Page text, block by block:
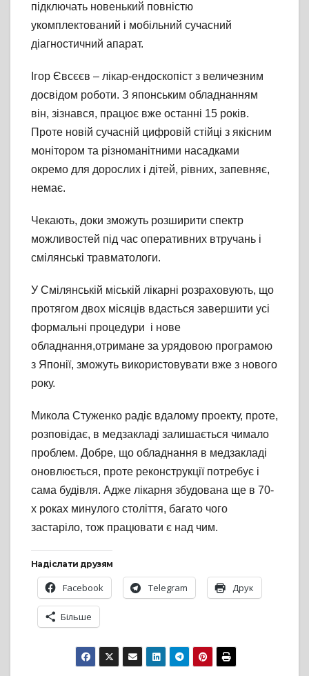
підключать новенький повністю
укомплектований і мобільний сучасний
діагностичний апарат.
Ігор Євсєєв – лікар-ендоскопіст з величезним
досвідом роботи. З японським обладнанням
він, зізнався, працює вже останні 15 років.
Проте новій сучасній цифровій стійці з якісним
монітором та різноманітними насадками
окремо для дорослих і дітей, рівних, запевняє,
немає.
Чекають, доки зможуть розширити спектр
можливостей під час оперативних втручань і
смілянські травматологи.
У Смілянській міській лікарні розраховують, що
протягом двох місяців вдасться завершити усі
формальні процедури і нове
обладнання,отримане за урядовою програмою
з Японії, зможуть використовувати вже з нового
року.
Микола Стуженко радіє вдалому проекту, проте,
розповідає, в медзакладі залишається чимало
проблем. Добре, що обладнання в медзакладі
оновлюється, проте реконструкції потребує і
сама будівля. Адже лікарня збудована ще в 70-
х роках минулого століття, багато чого
застаріло, тож працювати є над чим.
Надіслати друзям
Facebook Telegram Друк
Більше